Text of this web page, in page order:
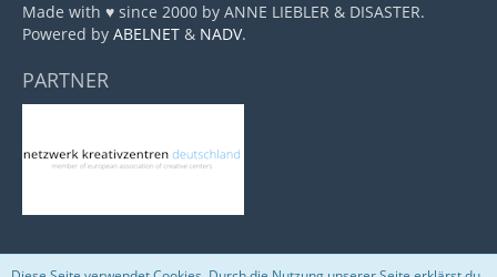
Made with ♥ since 2000 by ANNE LIEBLER & DISASTER.
Powered by ABELNET & NADV.
PARTNER